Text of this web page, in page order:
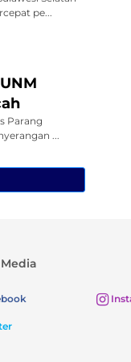
pe...
Parang
...